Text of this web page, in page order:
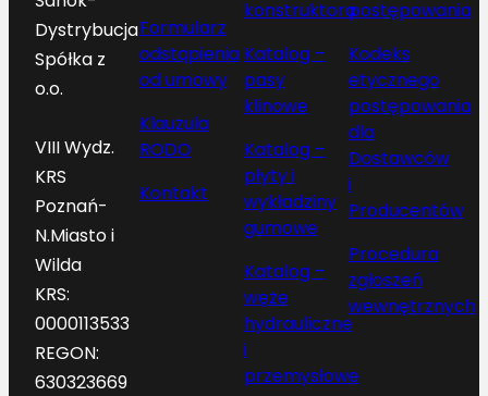
Dystrybucja
Spółka z
o.o.
VIII Wydz.
KRS
Poznań-
N.Miasto i
Wilda
KRS:
0000113533
REGON:
630323669
Formularz
odstąpienia
od umowy
Klauzula
RODO
Kontakt
konstruktora
Katalog –
pasy
klinowe
Katalog –
płyty i
wykładziny
gumowe
Katalog –
węże
hydrauliczne
i
przemysłowe
postępowania
Kodeks
etycznego
postępowania
dla
Dostawców
i
Producentów
Procedura
zgłoszeń
wewnętrznych